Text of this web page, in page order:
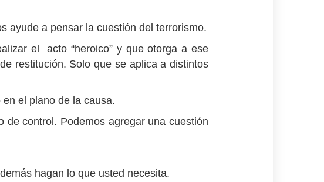
ayude a pensar la cuestión del terrorismo.
el acto “heroico” y que otorga a ese
restitución. Solo que se aplica a distintos
el plano de la causa.
control. Podemos agregar una cuestión
hagan lo que usted necesita.